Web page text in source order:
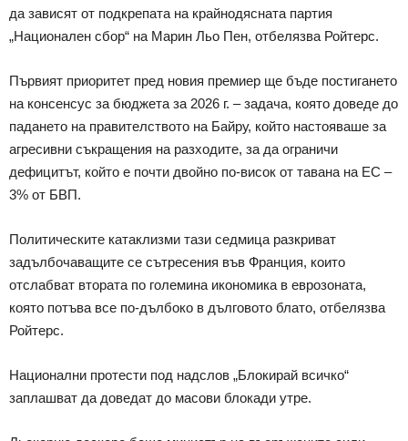
да зависят от подкрепата на крайнодясната партия
„Национален сбор“ на Марин Льо Пен, отбелязва Ройтерс.
Първият приоритет пред новия премиер ще бъде постигането
на консенсус за бюджета за 2026 г. – задача, която доведе до
падането на правителството на Байру, който настояваше за
агресивни съкращения на разходите, за да ограничи
дефицитът, който е почти двойно по-висок от тавана на ЕС –
3% от БВП.
Политическите катаклизми тази седмица разкриват
задълбочаващите се сътресения във Франция, които
отслабват втората по големина икономика в еврозоната,
която потъва все по-дълбоко в дълговото блато, отбелязва
Ройтерс.
Национални протести под надслов „Блокирай всичко“
заплашват да доведат до масови блокади утре.